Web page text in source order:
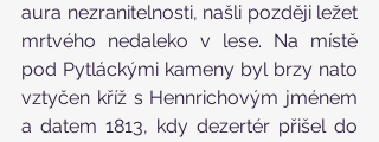
aura nezranitelnosti, našli později ležet
mrtvého nedaleko v lese. Na místě
pod Pytláckými kameny byl brzy nato
vztyčen kříž s Hennrichovým jménem
a datem 1813, kdy dezertér přišel do